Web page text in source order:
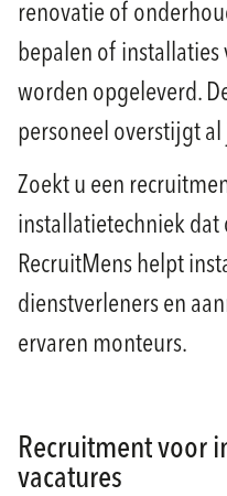
renovatie of
bepalen of
worden opgeleverd.
personeel overstijgt
Zoekt u een
installatietechniek dat
RecruitMens helpt
dienstverleners en
ervaren monteurs.
Recruitment voor
vacatures